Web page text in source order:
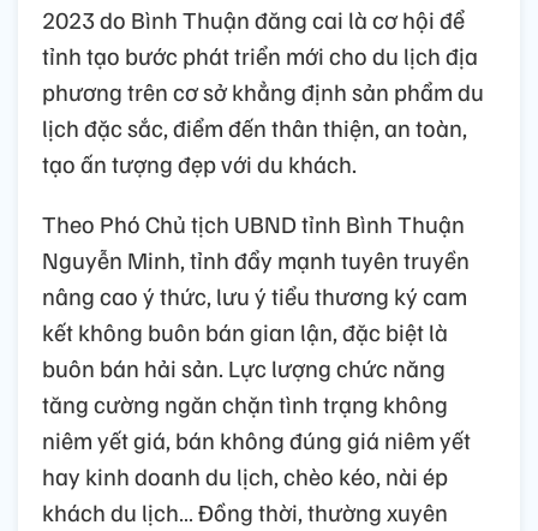
2023 do Bình Thuận đăng cai là cơ hội để
tỉnh tạo bước phát triển mới cho du lịch địa
phương trên cơ sở khẳng định sản phẩm du
lịch đặc sắc, điểm đến thân thiện, an toàn,
tạo ấn tượng đẹp với du khách.
Theo Phó Chủ tịch UBND tỉnh Bình Thuận
Nguyễn Minh, tỉnh đẩy mạnh tuyên truyền
nâng cao ý thức, lưu ý tiểu thương ký cam
kết không buôn bán gian lận, đặc biệt là
buôn bán hải sản. Lực lượng chức năng
tăng cường ngăn chặn tình trạng không
niêm yết giá, bán không đúng giá niêm yết
hay kinh doanh du lịch, chèo kéo, nài ép
khách du lịch… Đồng thời, thường xuyên